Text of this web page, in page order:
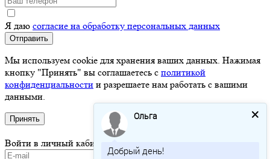
Я даю согласие на обработку персональных данных
Отправить
Мы используем cookie для хранения ваших данных. Нажимая
кнопку "Принять" вы соглашаетесь с политикой
конфиденциальности и разрешаете нам работать с вашими
данными.
Принять
Войти в личный кабинет
Ольга
Добрый день!